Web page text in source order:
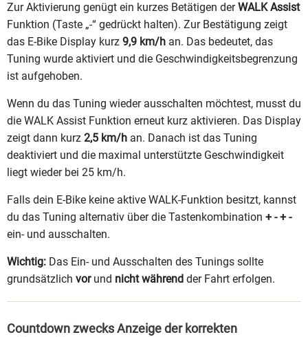
Zur Aktivierung genügt ein kurzes Betätigen derWALK Assist
Funktion (Taste „-“ gedrückt halten). Zur Bestätigung zeigt
das E-Bike Display kurz 9,9 km/h an. Das bedeutet, das
Tuning wurde aktiviert und die Geschwindigkeitsbegrenzung
ist aufgehoben.
Wenn du das Tuning wieder ausschalten möchtest, musst du
die WALK Assist Funktion erneut kurz aktivieren. Das Display
zeigt dann kurz 2,5 km/h an. Danach ist das Tuning
deaktiviert und die maximal unterstützte Geschwindigkeit
liegt wieder bei 25 km/h.
Falls dein E-Bike keine aktive WALK-Funktion besitzt, kannst
du das Tuning alternativ über die Tastenkombination + - + -
ein- und ausschalten.
Wichtig: Das Ein- und Ausschalten des Tunings sollte
grundsätzlich vorund nicht während der Fahrt erfolgen.
Countdown zwecks Anzeige der korrekten